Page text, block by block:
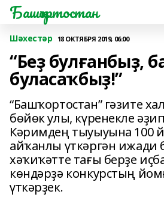
Башҡортостан
Шәхестәр 18 ОКТЯБРЯ 2019, 06:00
“Беҙ булғанбыҙ,
буласаҡбыҙ!”
“Башҡортостан” гәзите
бөйөк улы, күренекле
Кәримдең тыуыуына 100
айҡанлы үткәргән ижади
хәҡиҡәтте тағы берҙе
көндәрҙә конкурстың
үткәрҙек.